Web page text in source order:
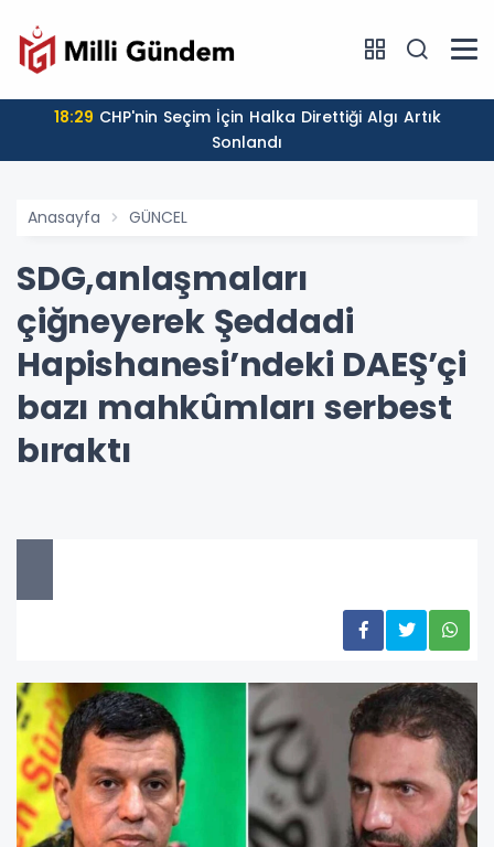
18:29
Sonlandı
Anasayfa GÜNCEL
SDG,anlaşmaları
çiğneyerek Şeddadi
Hapishanesi’ndeki DAEŞ’çi
bazı mahkûmları serbest
bıraktı